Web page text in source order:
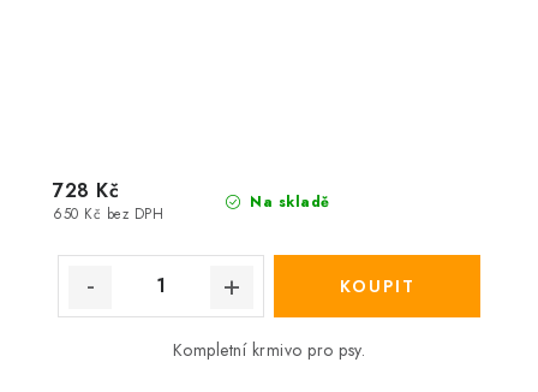
Na skladě
650 Kč bez DPH
728 Kč
Kompletní krmivo pro psy.